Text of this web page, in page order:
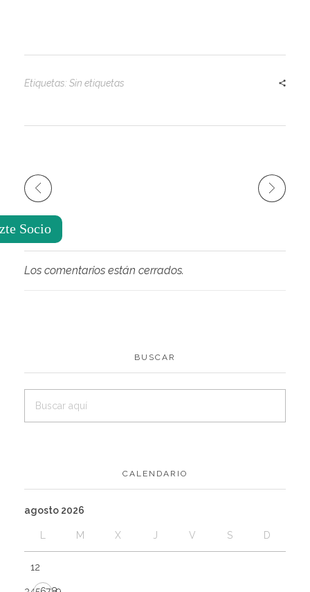
Etiquetas: Sin etiquetas
Los comentarios están cerrados.
BUSCAR
CALENDARIO
agosto 2026
L M X J V S D
12
Socio